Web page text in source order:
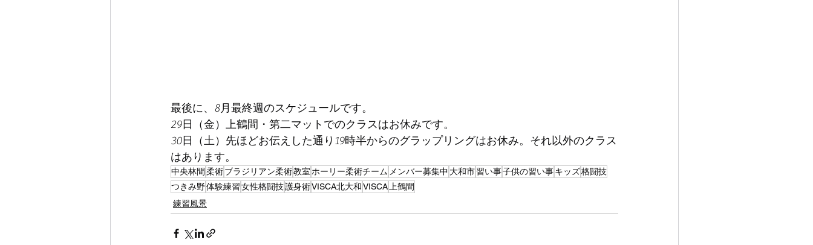
最後に、8月最終週のスケジュールです。
29日（金）上鶴間・第二マットでのクラスはお休みです。
30日（土）先ほどお伝えした通り19時半からのグラップリングはお休み。それ以外のクラス
はあります。
中央林間 柔術ブラジリアン柔術教室 ホーリー柔術チーム メンバー募集中 大和市習い事子供の習い事キッズ格闘技
つきみ野体験練習女性格闘技護身術VISCA北大和VISCA 上鶴間
練習風景